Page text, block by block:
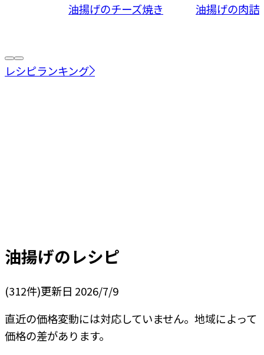
油揚げのチーズ焼き 油揚げの肉詰
レシピランキング
油揚げのレシピ
(312件)更新日 2026/7/9
直近の価格変動には対応していません。地域によって
価格の差があります。